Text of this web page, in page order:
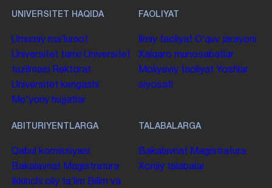
UNIVERSITET HAQIDA
Umumiy maʼlumot
Universitet tarixi Universitet
tuzilmasi
Rektorat
Universitet kengashi
Me'yoriy hujjatlar
FAOLIYAT
Ilmiy faoliyat Oʻquv jarayoni
Xalqaro munosabatlar
Moliyaviy faoliyat Yoshlar
siyosati
ABITURIYENTLARGA
Qabul komissiyasi
Bakalavriat Magistratura
Ikkinchi oliy taʼlim Bilim va
TALABALARGA
Bakalavriat Magistratura
Xorijiy talabalar